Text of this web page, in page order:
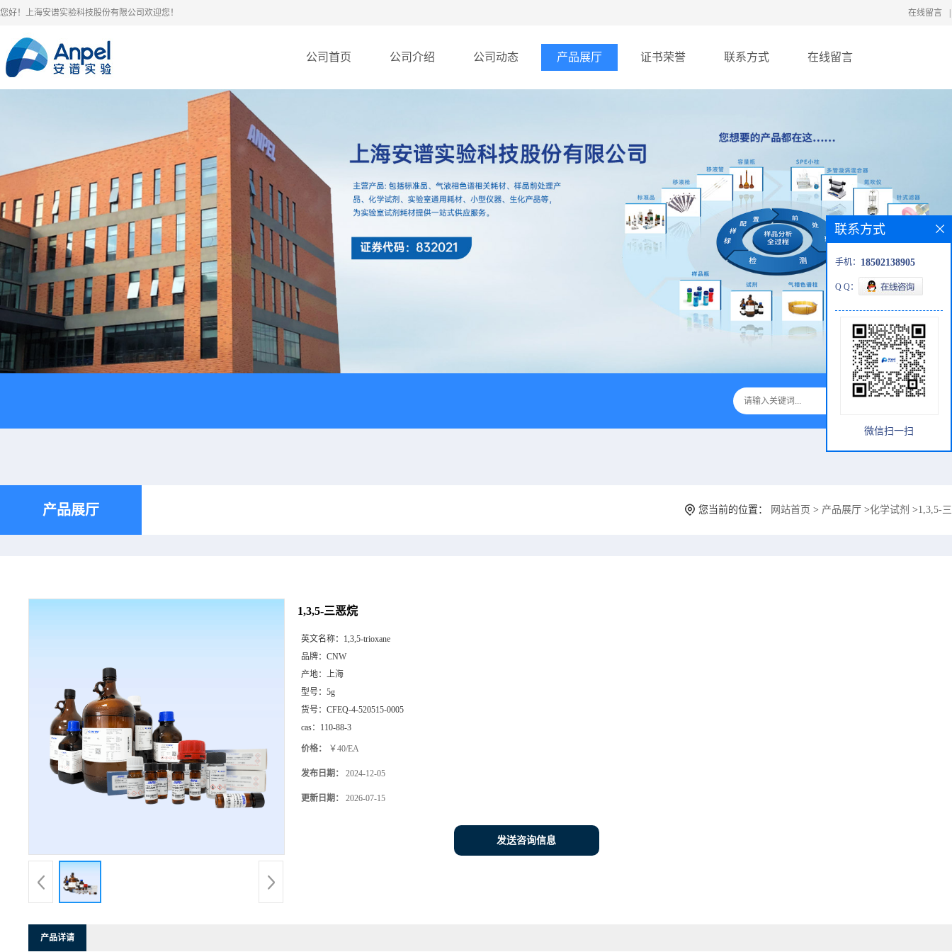
您好！上海安谱实验科技股份有限公司欢迎您！ 在线留言
公司首页 公司介绍 公司动态 产品展厅 证书荣誉 联系方式 在线留言
产品展厅 您当前的位置： 网站首页 > 产品展厅 >化学试剂 >1,3,5-
1,3,5-三恶烷
英文名称： 1,3,5-trioxane
品牌： CNW
产地： 上海
型号： 5g
货号： CFEQ-4-520515-0005
cas： 110-88-3
价格： ￥40/EA
发布日期： 2024-12-05
更新日期： 2026-07-15
发送咨询信息
产品详请
联系方式
手机： 18502138905
Q Q：
微信扫一扫